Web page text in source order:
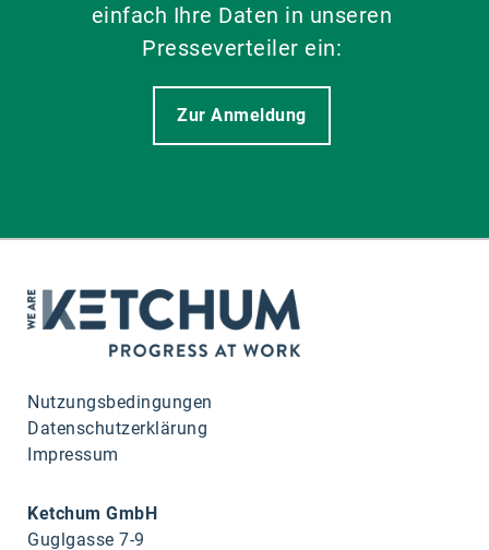
einfach Ihre Daten in unseren
Presseverteiler ein:
Zur Anmeldung
Nutzungsbedingungen
Datenschutzerklärung
Impressum
Ketchum GmbH
Guglgasse 7-9